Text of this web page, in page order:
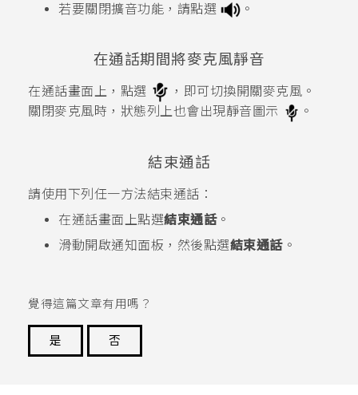
若要關閉擴音功能，請點選 。
在通話期間將麥克風靜音
在通話畫面上，點選
，即可切換開關麥克風。
關閉麥克風時，狀態列上也會出現靜音圖示
。
結束通話
請使用下列任一方法結束通話：
在通話畫面上點選結束通話。
滑動開啟通知面板，然後點選結束通話。
覺得這篇文章有用嗎？
是
否